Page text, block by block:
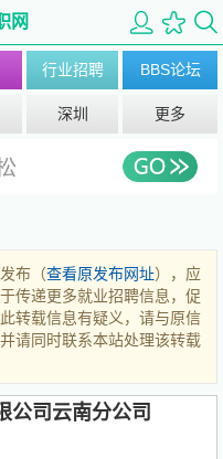
网
行业招聘 BBS论坛
深圳 更多
布（查看原发布网址），应
传递更多就业招聘信息，促
转载信息有疑义，请与原信
请同时联系本站处理该转载
公司云南分公司